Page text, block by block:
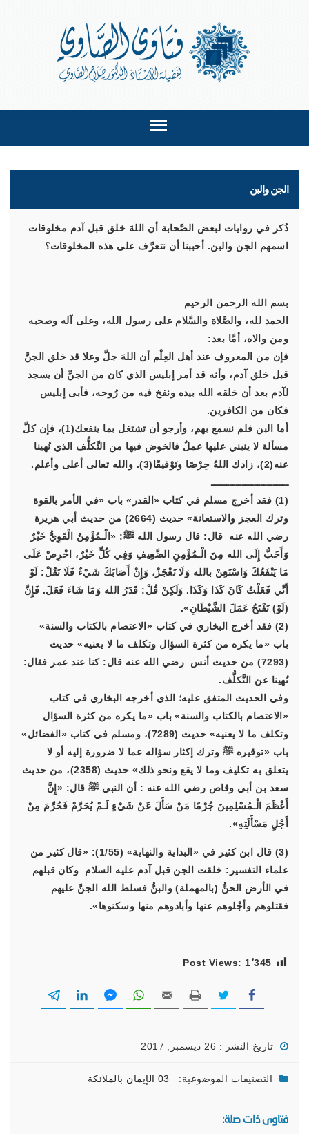
الجن والبن
ذُكر في روايات لبعض الصَّحابة أن اللهَ خلق قبل آدم مخلوقات
اسمهم الجن والبن. أحببنا أن نتعرَّف على هذه المخلوقات؟
بسم الله الرحمن الرحيم
الحمد لله، والصَّلاة والسَّلام على رسول الله، وعلى آله وصحبه
ومن والاه، أمَّا بعد:
فإن من المعروف عند أهل العِلْم أن اللهَ جلَّ وعلا قد خلق الجنَّ
قبل خلق آدم، وأنه قد أمر إبليس الذي كان من الجنِّ أن يسجد
لآدم بعد أن خلقه الله بيده ونفخ فيه من رُوحه، فأبى إبليس
فكان من الكافرين.
أما البن فلم نسمع بهم، وأرجو أن تشتغل بما ينفعك(1)، فإن كلَّ
مسألة لا ينبني عليها عملٌ فالخوض فيها من التَّكلُّف الذي نُهينا
عنه(2)، زادك اللهُ حِرْصًا وتَوْفيقًا(3). والله تعالى أعلى وأعلم.
ـــــــــــــــــــــــــ
(1) فقد أخرج مسلم في كتاب «القدر» باب «في الأمر بالقوة
وترك العجز والاستعانة» حديث (2664) من حديث أبي هريرة
رضي الله عنه قال: قال رسول الله ﷺ: «الْـمُؤْمِنُ الْقَوِيُّ خَيْرٌ
وَأَحَبُّ إِلَى الله مِنَ الْـمُؤْمِنِ الضَّعِيفِ وَفِي كُلٍّ خَيْرٌ، احْرِصْ عَلَى
مَا يَنْفَعُكَ وَاسْتَعِنْ بالله وَلَا تَعْجَزْ، وَإِنْ أَصَابَكَ شَيْءٌ فَلَا تَقُلْ: لَوْ
أَنِّي فَعَلْتُ كَانَ كَذَا وَكَذَا. وَلَكِنْ قُلْ: قَدَرُ الله وَمَا شَاءَ فَعَلَ. فَإِنَّ
(لَوْ) تَفْتَحُ عَمَلَ الشَّيْطَانِ».
(2) فقد أخرج البخاري في كتاب «الاعتصام بالكتاب والسنة»
باب «ما يكره من كثرة السؤال وتكلف ما لا يعنيه» حديث
(7293) من حديث أنس رضي الله عنه قال: كنا عند عمر فقال:
نُهينا عن التَّكلُّف.
وفي الحديث المتفق عليه؛ الذي أخرجه البخاري في كتاب
«الاعتصام بالكتاب والسنة» باب «ما يكره من كثرة السؤال
وتكلف ما لا يعنيه» حديث (7289)، ومسلم في كتاب «الفضائل»
باب «توقيره ﷺ وترك إكثار سؤاله عما لا ضرورة إليه أو لا
يتعلق به تكليف وما لا يقع ونحو ذلك» حديث (2358)، من حديث
سعد بن أبي وقاص رضي الله عنه : أن النبي ﷺ قال: «إِنَّ
أَعْظَمَ الْـمُسْلِمِينَ جُرْمًا مَنْ سَأَلَ عَنْ شَيْءٍ لَـمْ يُحَرَّمْ فَحُرِّمَ مِنْ
أَجْلِ مَسْأَلَتِهِ».
(3) قال ابن كثير في «البداية والنهاية» (1/55): «قال كثير من
علماء التفسير: خلقت الجن قبل آدم عليه السلام وكان قبلهم
في الأرض الحنُّ (بالمهملة) والبنُّ فسلط الله الجنَّ عليهم
فقتلوهم وأجْلوهم عنها وأبادوهم منها وسكنوها».
Post Views: 1٬345
تاريخ النشر : 26 ديسمبر, 2017
التصنيفات الموضوعية: 03 الإيمان بالملائكة
فتاوى ذات صلة: